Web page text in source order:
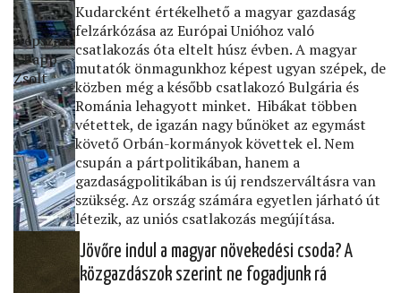
Népszava
• Papp
Zsolt
Kudarcként értékelhető a magyar gazdaság
felzárkózása az Európai Unióhoz való
csatlakozás óta eltelt húsz évben. A magyar
mutatók önmagunkhoz képest ugyan szépek, de
közben még a később csatlakozó Bulgária és
Románia lehagyott minket. Hibákat többen
vétettek, de igazán nagy bűnöket az egymást
követő Orbán-kormányok követtek el. Nem
csupán a pártpolitikában, hanem a
gazdaságpolitikában is új rendszerváltásra van
szükség. Az ország számára egyetlen járható út
létezik, az uniós csatlakozás megújítása.
Jövőre indul a magyar növekedési csoda? A
közgazdászok szerint ne fogadjunk rá